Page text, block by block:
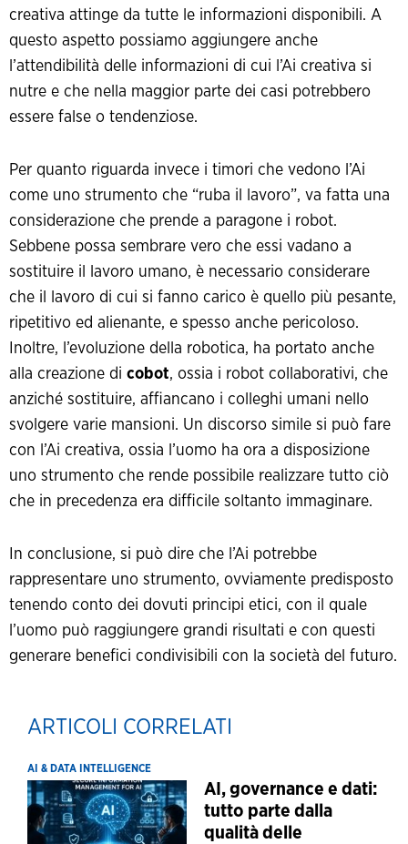
creativa attinge da tutte le informazioni disponibili. A
questo aspetto possiamo aggiungere anche
l’attendibilità delle informazioni di cui l’Ai creativa si
nutre e che nella maggior parte dei casi potrebbero
essere false o tendenziose.
Per quanto riguarda invece i timori che vedono l’Ai
come uno strumento che “ruba il lavoro”, va fatta una
considerazione che prende a paragone i robot.
Sebbene possa sembrare vero che essi vadano a
sostituire il lavoro umano, è necessario considerare
che il lavoro di cui si fanno carico è quello più pesante,
ripetitivo ed alienante, e spesso anche pericoloso.
Inoltre, l’evoluzione della robotica, ha portato anche
alla creazione di cobot, ossia i robot collaborativi, che
anziché sostituire, affiancano i colleghi umani nello
svolgere varie mansioni. Un discorso simile si può fare
con l’Ai creativa, ossia l’uomo ha ora a disposizione
uno strumento che rende possibile realizzare tutto ciò
che in precedenza era difficile soltanto immaginare.
In conclusione, si può dire che l’Ai potrebbe
rappresentare uno strumento, ovviamente predisposto
tenendo conto dei dovuti principi etici, con il quale
l’uomo può raggiungere grandi risultati e con questi
generare benefici condivisibili con la società del futuro.
ARTICOLI CORRELATI
AI & DATA INTELLIGENCE
AI, governance e dati:
tutto parte dalla
qualità delle